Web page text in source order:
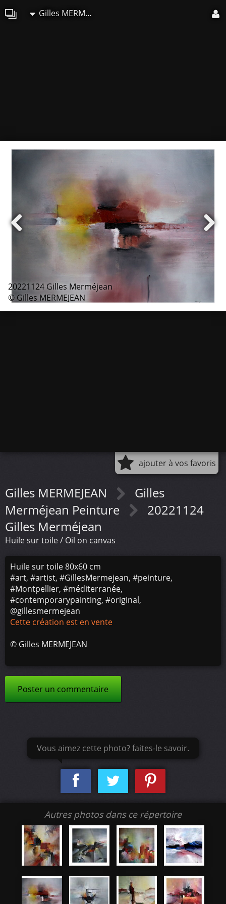
Gilles MERMEJEAN
20221124 Gilles Merméjean
© Gilles MERMEJEAN
ajouter à vos favoris
Gilles MERMEJEAN
Gilles
Merméjean Peinture
20221124
Gilles Merméjean
Huile sur toile / Oil on canvas
Huile sur toile 80x60 cm
#art, #artist, #GillesMermejean, #peinture,
#Montpellier, #méditerranée,
#contemporarypainting, #original,
@gillesmermejean
Cette création est en vente
© Gilles MERMEJEAN
Poster un commentaire
Vous aimez cette photo? faites-le savoir.
Autres photos dans ce répertoire